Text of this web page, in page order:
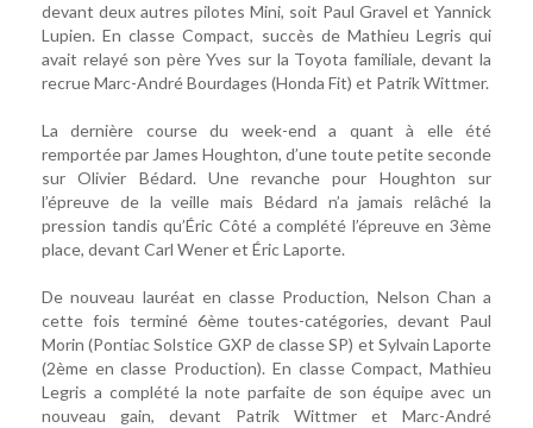
devant deux autres pilotes Mini, soit Paul Gravel et Yannick
Lupien. En classe Compact, succès de Mathieu Legris qui
avait relayé son père Yves sur la Toyota familiale, devant la
recrue Marc-André Bourdages (Honda Fit) et Patrik Wittmer.
La dernière course du week-end a quant à elle été
remportée par James Houghton, d’une toute petite seconde
sur Olivier Bédard. Une revanche pour Houghton sur
l’épreuve de la veille mais Bédard n’a jamais relâché la
pression tandis qu’Éric Côté a complété l’épreuve en 3ème
place, devant Carl Wener et Éric Laporte.
De nouveau lauréat en classe Production, Nelson Chan a
cette fois terminé 6ème toutes-catégories, devant Paul
Morin (Pontiac Solstice GXP de classe SP) et Sylvain Laporte
(2ème en classe Production). En classe Compact, Mathieu
Legris a complété la note parfaite de son équipe avec un
nouveau gain, devant Patrik Wittmer et Marc-André